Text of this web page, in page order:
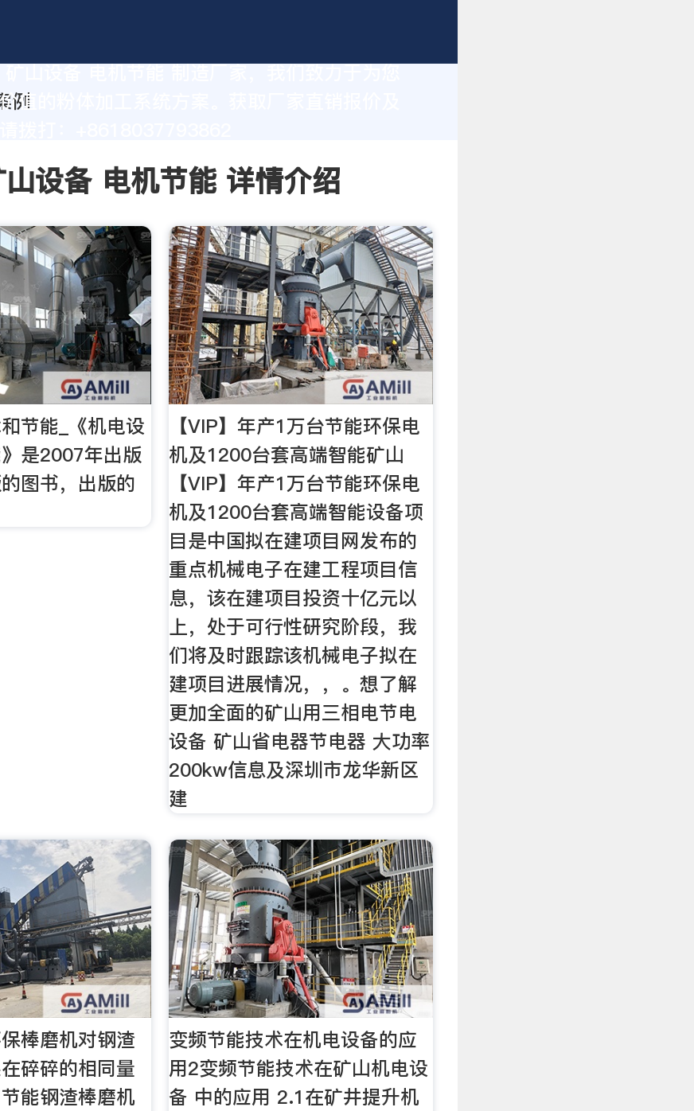
值的粉体加工系统方案。获取厂家直销报价及
设备 电机节能 详情介绍
节能_《机电设
是2007年出版
图书，出版的
【VIP】年产1万台节能环保电
机及1200台套高端智能矿山
【VIP】年产1万台节能环保电
机及1200台套高端智能设备项
目是中国拟在建项目网发布的
重点机械电子在建工程项目信
息，该在建项目投资十亿元以
上，处于可行性研究阶段，我
们将及时跟踪该机械电子拟在
建项目进展情况，，。想了解
更加全面的矿山用三相电节电
设备 矿山省电器节电器 大功率
200kw信息及深圳市龙华新区
建
棒磨机对钢渣
碎碎的相同量
能钢渣棒磨机
变频节能技术在机电设备的应
用2变频节能技术在矿山机电设
备 中的应用 2.1在矿井提升机